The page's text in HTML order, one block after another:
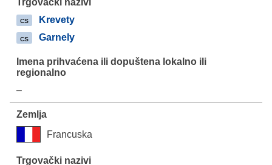
cs Krevety
cs Garnely
–
Francuska